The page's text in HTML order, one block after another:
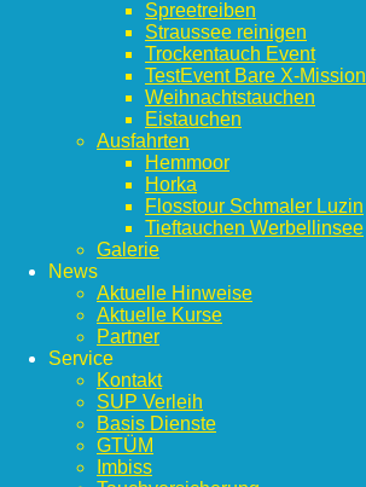
Spreetreiben
Straussee reinigen
Trockentauch Event
TestEvent Bare X-Mission
Weihnachtstauchen
Eistauchen
Ausfahrten
Hemmoor
Horka
Flosstour Schmaler Luzin
Tieftauchen Werbellinsee
Galerie
News
Aktuelle Hinweise
Aktuelle Kurse
Partner
Service
Kontakt
SUP Verleih
Basis Dienste
GTÜM
Imbiss